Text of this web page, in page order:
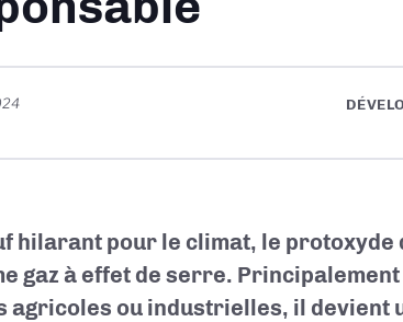
hilarant pour le climat, le protoxyde
gaz à effet de serre.
agricoles ou industrielles, il devient